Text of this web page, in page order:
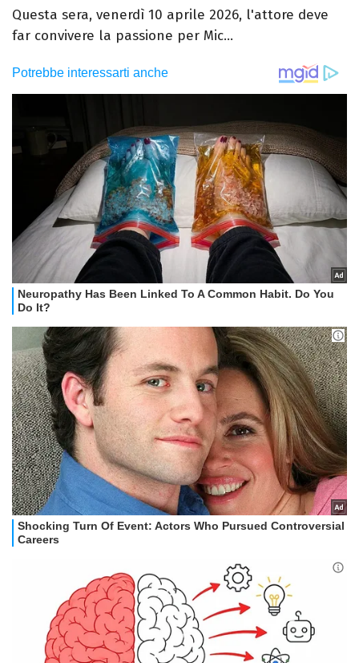
Questa sera, venerdì 10 aprile 2026, l'attore deve
far convivere la passione per Mic...